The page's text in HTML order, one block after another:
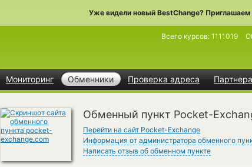
Уже видели новый BestChange? Приглашаем
Мониторинг Обменники Проверка адреса
Всего курсов: 1111019
Обменный пункт Pocket-
Перейти на сайт Pocket-Exchange
Информация от администратора обменного
Написать отзыв об обменном пункте